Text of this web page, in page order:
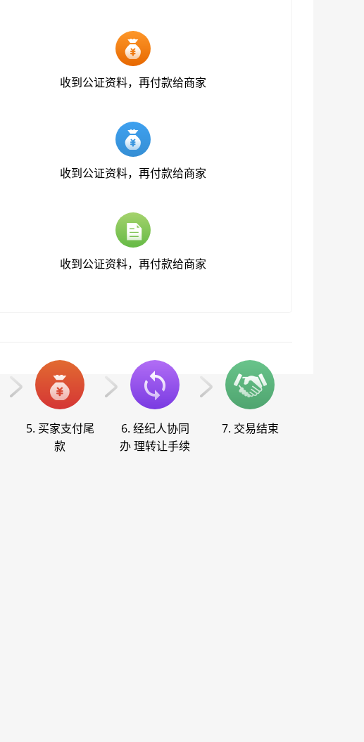
收到公证资料，再付款给商家
收到公证资料，再付款给商家
收到公证资料，再付款给商家
5. 买家支付尾
款
6. 经纪人协同
办 理转让手续
7. 交易结束